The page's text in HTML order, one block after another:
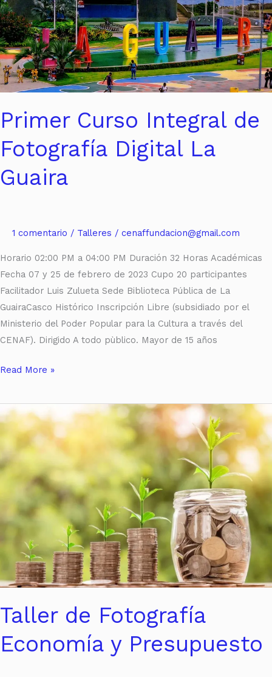
Primer Curso Integral de
Fotografía Digital La
Guaira
1 comentario / Talleres / cenaffundacion@gmail.com
Horario 02:00 PM a 04:00 PM Duración 32 Horas Académicas
Fecha 07 y 25 de febrero de 2023 Cupo 20 participantes
Facilitador Luis Zulueta Sede Biblioteca Pública de La
GuairaCasco Histórico Inscripción Libre (subsidiado por el
Ministerio del Poder Popular para la Cultura a través del
CENAF). Dirigido A todo pùblico. Mayor de 15 años
Digital
La
Guaira
Read More »
Taller de Fotografía
Economía y Presupuesto
Taller
Fotografía
Economía
y
Presupuesto